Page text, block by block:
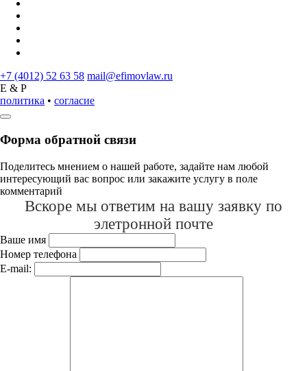
+7 (4012) 52 63 58 mail@efimovlaw.ru
E & P
политика • согласие
Форма обратной связи
Поделитесь мнением о нашей работе, задайте нам любой
интересующий вас вопрос или закажите услугу в поле
комментарий
Вскоре мы ответим на вашу заявку по
элетронной почте
Ваше имя
Номер телефона
E-mail: